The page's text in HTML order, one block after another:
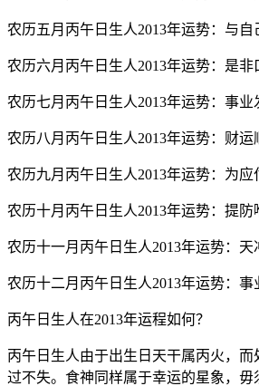
农历五月丙午日生人2013年运势：与
农历六月丙午日生人2013年运势：是
农历七月丙午日生人2013年运势：事
农历八月丙午日生人2013年运势：财
农历九月丙午日生人2013年运势：为
农历十月丙午日生人2013年运势：提
农历十一月丙午日生人2013年运势：
农历十二月丙午日生人2013年运势：
丙午日生人在2013年运程如何？
丙午日生人由于出生日天干属丙火，
过不失。食神同样属于幸运的星象，